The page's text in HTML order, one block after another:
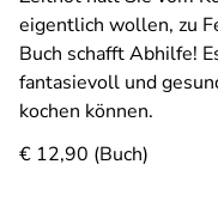
eigentlich wollen, zu
Buch schafft Abhilfe!
fantasievoll und
kochen können.
€ 12,90 (Buch)